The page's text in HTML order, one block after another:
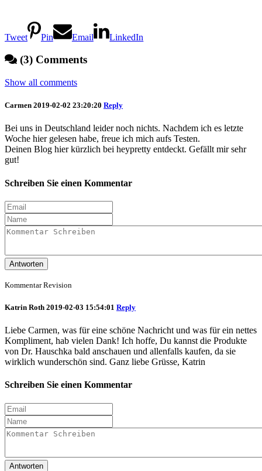
Tweet Pin Email LinkedIn
(3) Comments
Show all comments
Carmen 2019-02-02 23:20:20 Reply
Bei uns in Deutschland leider noch nichts. Nachdem ich es letzte
Woche hier gelesen habe, freue ich mich aufs Testen.
Deinen Blog hier kürzlich bei heypretty entdeckt. Gefällt mir sehr
gut!
Schreiben Sie einen Kommentar
Antworten
Kommentar Revision
Katrin Roth 2019-02-03 15:54:01 Reply
Liebe Carmen, was für eine schöne Nachricht und was für ein nettes
Kompliment, hab vielen Dank! Ich hoffe, Du kannst die Produkte
von Dr. Hauschka bald anschauen und allenfalls kaufen, da sie
wirklich wunderschön sind. Ganz liebe Grüsse, Katrin
Schreiben Sie einen Kommentar
Antworten